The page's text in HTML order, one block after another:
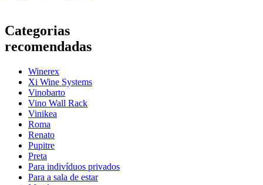
Número do produto
entregaMontado
PosicionamentoChão
ModularSim
Garrafas
Número de garrafas
(Bordeaux)
tipo de garrafa
Dimensões (LxAxP cm)
Categorias
recomendadas
Winerex
Xi Wine Systems
Vinobarto
Vino Wall Rack
Vinikea
Roma
Renato
Pupitre
Preta
Para indivíduos privados
Para a sala de estar